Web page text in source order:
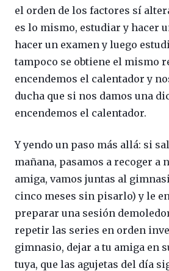
el orden de los factores sí
es lo mismo, estudiar y hacer
hacer un examen y luego
tampoco se obtiene el mismo
encendemos el calentador y
ducha que si nos damos una
encendemos el calentador.
Y yendo un paso más allá: si
mañana, pasamos a recoger a
amiga, vamos juntas al
cinco meses sin pisarlo) y le
preparar una sesión
repetir las series en orden
gimnasio, dejar a tu amiga en
tuya, que las agujetas del día